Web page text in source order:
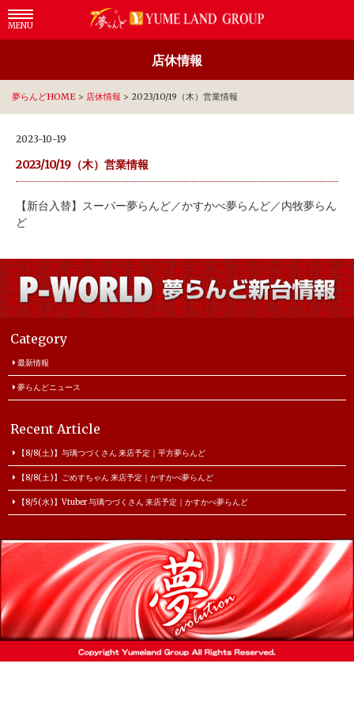
MENU
店休情報
夢らんどHOME > 店休情報 > 2023/10/19（木）営業情報
2023-10-19
2023/10/19（木）営業情報
【新台入替】スーパー夢らんど／かすかべ夢らんど／内牧夢らん
ど
Category
最新情報
夢らんどニュース
Recent Article
【8/8(土)】与璃つづくさん 来店予定｜平方夢らんど
【8/8(土)】ごめすちゃん 来店予定｜かすかべ夢らんど
【8/5(水)】Vtuber 与璃つづくさん 来店予定｜かすかべ夢らんど